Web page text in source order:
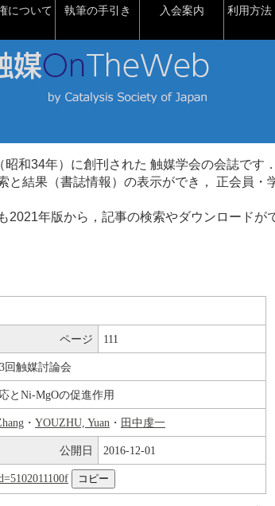
について 執筆の手引き 入会案内 利用方法
和34年）に創刊された 触媒学会の会誌です．
と結果（書誌情報）の表示ができ， 正会員・
2021年版から，記事の検索やダウンロードが
ページ 111
回触媒討論会
とNi-MgOの促進作用
・ YOUZHU, Yuan ・ 田中虔一
公開日 2016-12-01